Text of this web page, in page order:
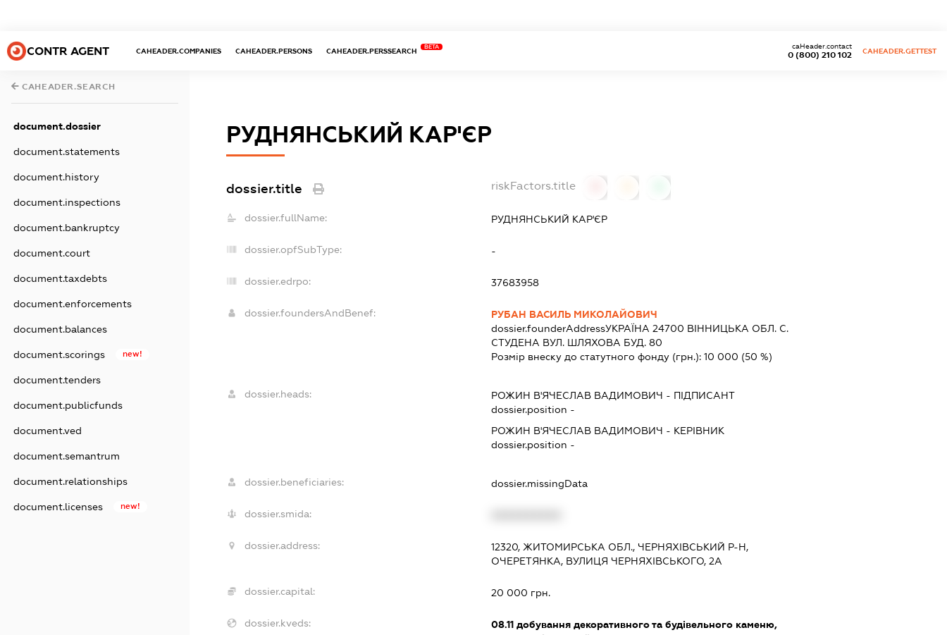
CONTR AGENT CAHEADER.COMPANIES CAHEADER.PERSONS CAHEADER.PERSSEARCH
BETA
0 (800) 210 102
caHeader.contact
CAHEADER.GETTEST
CAHEADER.SEARCH
document.dossier
document.statements
document.history
document.inspections
document.bankruptcy
document.court
document.taxdebts
document.enforcements
document.balances
document.scorings new!
document.tenders
document.publicfunds
document.ved
document.semantrum
document.relationships
document.licenses new!
РУДНЯНСЬКИЙ КАР'ЄР
dossier.title riskFactors.title
dossier.fullName: РУДНЯНСЬКИЙ КАР'ЄР
dossier.opfSubType: -
dossier.edrpo: 37683958
dossier.foundersAndBenef:
РУБАН ВАСИЛЬ МИКОЛАЙОВИЧ
dossier.founderAddressУКРАЇНА 24700 ВIННИЦЬКА ОБЛ. С.
СТУДЕНА ВУЛ. ШЛЯХОВА БУД. 80
Розмір внеску до статутного фонду (грн.):10 000 (50 %)
dossier.heads: РОЖИН В'ЯЧЕСЛАВ ВАДИМОВИЧ - ПІДПИСАНТ
dossier.position -
РОЖИН В'ЯЧЕСЛАВ ВАДИМОВИЧ - КЕРІВНИК
dossier.position -
dossier.beneficiaries: dossier.missingData
dossier.smida:
dossier.address:
12320, ЖИТОМИРСЬКА ОБЛ., ЧЕРНЯХІВСЬКИЙ Р-Н,
ОЧЕРЕТЯНКА, ВУЛИЦЯ ЧЕРНЯХІВСЬКОГО, 2А
dossier.capital: 20 000 грн.
dossier.kveds: 08.11 добування декоративного та будівельного каменю,